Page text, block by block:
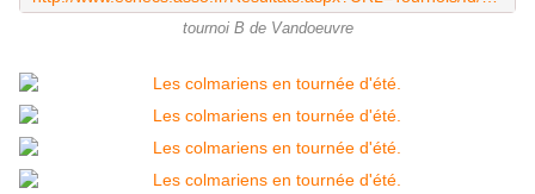
tournoi B de Vandoeuvre